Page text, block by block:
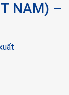
NAM) –